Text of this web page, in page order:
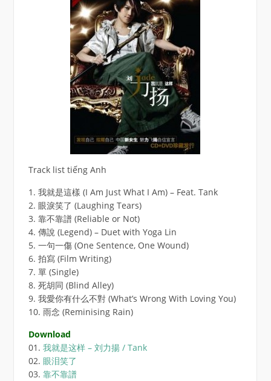
Track list tiếng Anh
1. 我就是這樣 (I Am Just What I Am) – Feat. Tank
2. 眼淚笑了 (Laughing Tears)
3. 靠不靠譜 (Reliable or Not)
4. 傳說 (Legend) – Duet with Yoga Lin
5. 一句一傷 (One Sentence, One Wound)
6. 拍寫 (Film Writing)
7. 單 (Single)
8. 死胡同 (Blind Alley)
9. 我愛你有什么不對 (What’s Wrong With Loving You)
10. 雨念 (Reminising Rain)
Download
01. 我就是这样 – 刘力揚 / Tank
02. 眼泪笑了
03. 靠不靠譜